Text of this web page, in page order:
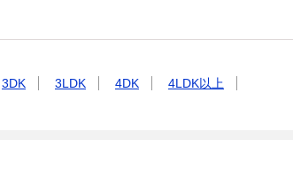
3DK 3LDK 4DK
4LDK以上